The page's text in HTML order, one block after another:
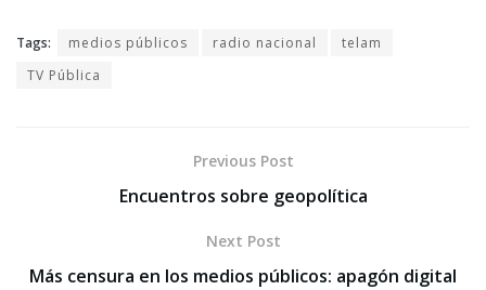
Tags: medios públicos radio nacional
telam
TV Pública
Previous Post
Encuentros sobre geopolítica
Next Post
Más censura en los medios públicos: apagón digital